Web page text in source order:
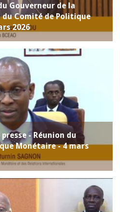
Gouverneur de la
du Comité de Politique
2026
- Réunion du
Monétaire - 4 mars